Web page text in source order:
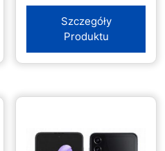
Szczegóły
Produktu